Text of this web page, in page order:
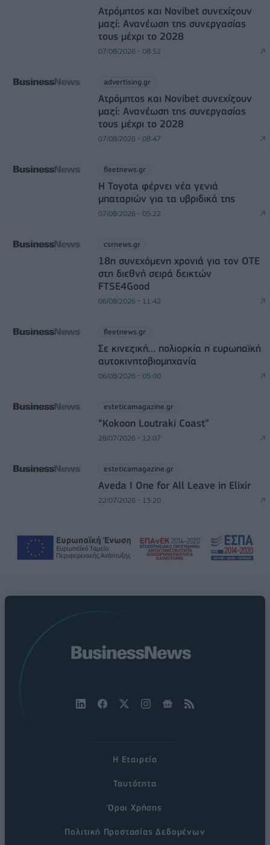
Ατρόμητος και Novibet συνεχίζουν
μαζί: Ανανέωση της συνεργασίας
τους μέχρι το 2028
07/08/2026 - 08:52
advertising.gr
Ατρόμητος και Novibet συνεχίζουν
μαζί: Ανανέωση της συνεργασίας
τους μέχρι το 2028
07/08/2026 - 08:47
fleetnews.gr
Η Toyota φέρνει νέα γενιά
μπαταριών για τα υβριδικά της
07/08/2026 - 05:22
csrnews.gr
18η συνεχόμενη χρονιά για τον ΟΤΕ
στη διεθνή σειρά δεικτών
FTSE4Good
06/08/2026 - 11:42
fleetnews.gr
Σε κινεζική… πολιορκία η ευρωπαϊκή
αυτοκινητοβιομηχανία
06/08/2026 - 05:00
esteticamagazine.gr
“Kokoon Loutraki Coast”
28/07/2026 - 12:07
esteticamagazine.gr
Aveda I One for All Leave in Elixir
22/07/2026 - 13:20
Η Εταιρεία
Ταυτότητα
Όροι Χρήσης
Πολιτική Προστασίας Δεδομένων